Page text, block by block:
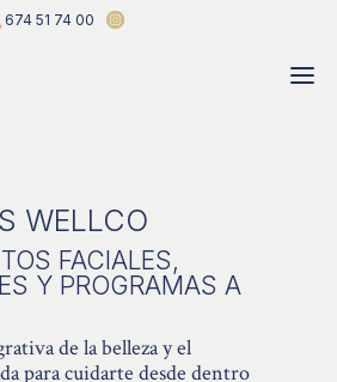
674 51 74 00
WELLCO
FACIALES,
Y PROGRAMAS A
de la belleza y el
para cuidarte desde dentro